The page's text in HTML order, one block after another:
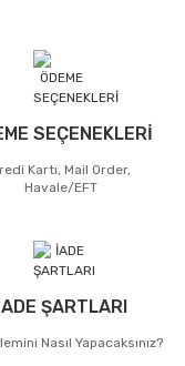
SEÇENEKLERİ
Kartı, Mail Order,
Havale/EFT
ŞARTLARI
Nasıl Yapacaksınız?